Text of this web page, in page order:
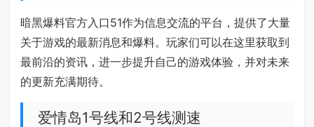
暗黑爆料官方入口51作为信息交流的平台，提供了大量
关于游戏的最新消息和爆料。玩家们可以在这里获取到
最前沿的资讯，进一步提升自己的游戏体验，并对未来
的更新充满期待。
爱情岛1号线和2号线测速